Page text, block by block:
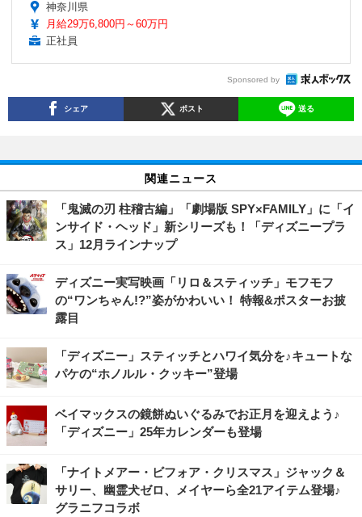
神奈川県
月給29万6,800円～60万円
正社員
Sponsored by
シェア ポスト 送る
関連ニュース
「鬼滅の刃 柱稽古編」「劇場版 SPY×FAMILY」に「イ
ンサイド・ヘッド」新シリーズも！「ディズニープラ
ス」12月ラインナップ
ディズニー実写映画「リロ＆スティッチ」モフモフ
の“ワンちゃん!?”姿がかわいい！ 特報&ポスターお披
露目
「ディズニー」スティッチとハワイ気分を♪キュートな
パケの“ホノルル・クッキー”登場
ベイマックスの鏡餅ぬいぐるみでお正月を迎えよう♪
「ディズニー」25年カレンダーも登場
「ナイトメアー・ビフォア・クリスマス」ジャック＆
サリー、幽霊犬ゼロ、メイヤーら全21アイテム登場♪
グラニフコラボ